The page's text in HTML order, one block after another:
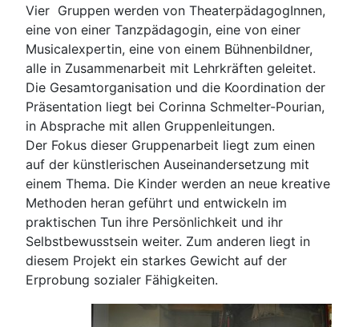
Vier Gruppen werden von TheaterpädagogInnen,
eine von einer Tanzpädagogin, eine von einer
Musicalexpertin, eine von einem Bühnenbildner,
alle in Zusammenarbeit mit Lehrkräften geleitet.
Die Gesamtorganisation und die Koordination der
Präsentation liegt bei Corinna Schmelter-Pourian,
in Absprache mit allen Gruppenleitungen.
Der Fokus dieser Gruppenarbeit liegt zum einen
auf der künstlerischen Auseinandersetzung mit
einem Thema. Die Kinder werden an neue kreative
Methoden heran geführt und entwickeln im
praktischen Tun ihre Persönlichkeit und ihr
Selbstbewusstsein weiter. Zum anderen liegt in
diesem Projekt ein starkes Gewicht auf der
Erprobung sozialer Fähigkeiten.